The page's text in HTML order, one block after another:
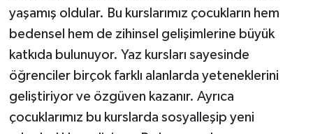
yaşamış oldular. Bu kurslarımız çocukların hem
bedensel hem de zihinsel gelişimlerine büyük
katkıda bulunuyor. Yaz kursları sayesinde
öğrenciler birçok farklı alanlarda yeteneklerini
geliştiriyor ve özgüven kazanır. Ayrıca
çocuklarımız bu kurslarda sosyalleşip yeni